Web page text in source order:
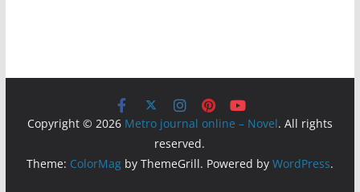
Copyright © 2026 Metro journal online – Novel. All rights
reserved.
Theme: ColorMagby ThemeGrill. Powered by WordPress.